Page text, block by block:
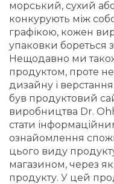
морський, сухий
конкурують між
графікою, кожен
упаковки бореться
Нещодавно ми
продуктом, проте
дизайну і
був продуктовий
виробництва Dr.
стати
ознайомлення
цього виду
магазином, через
продукту. У цей